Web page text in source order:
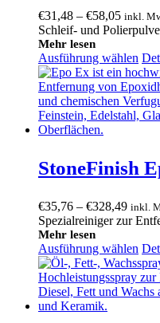
€31,48 – €58,05
€31,48
€58,05
inkl.
Schleif- und
Mehr lesen
Ausführung wählen
StoneFinish
€35,76 – €328,49 inkl.
Spezialreiniger zur
Mehr lesen
Ausführung wählen